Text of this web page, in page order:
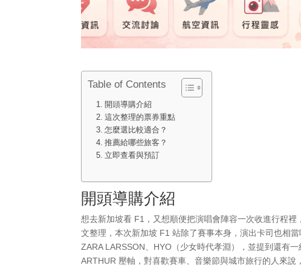
Table of Contents
開頭導購介紹
這次整理的票券重點
怎麼選比較適合？
推薦給哪些旅客？
立即查看與預訂
開頭導購介紹
想去新加坡看 F1，又想順便把演唱會陣容一次收進行程
文整理，本次新加坡 F1 站除了賽事本身，演出卡司也相
ZARA LARSSON、HYO（少女時代孝淵），並提到還有
ARTHUR 壓軸，對喜歡賽車、音樂節與城市旅行的人來說